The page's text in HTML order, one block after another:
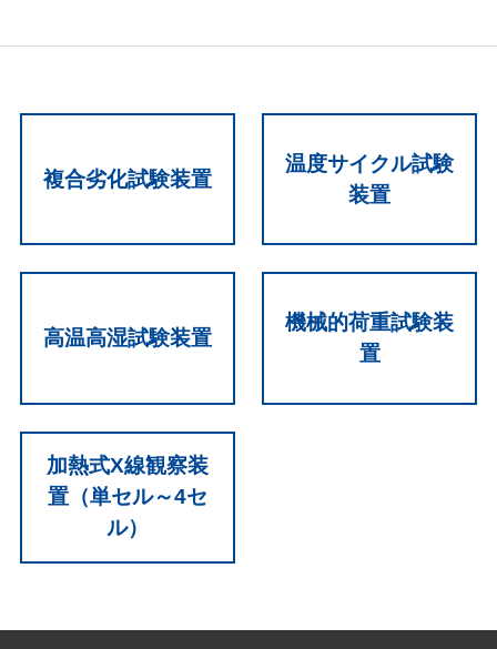
複合劣化試験装置
温度サイクル試験
装置
高温高湿試験装置
機械的荷重試験装
置
加熱式X線観察装
置（単セル～4セ
ル）